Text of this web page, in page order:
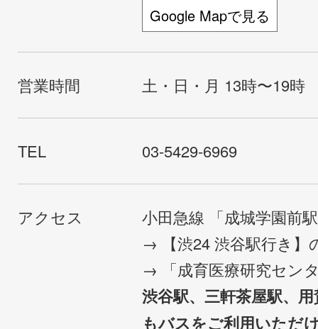
Google Mapで見る
営業時間 土・日・月 13時〜19時
TEL 03-5429-6969
アクセス
小田急線 「成城学園前
→ 【渋24 渋谷駅行き】
→ 「成育医療研究セン
渋谷駅、三軒茶屋駅、
もバスをご利用いただ